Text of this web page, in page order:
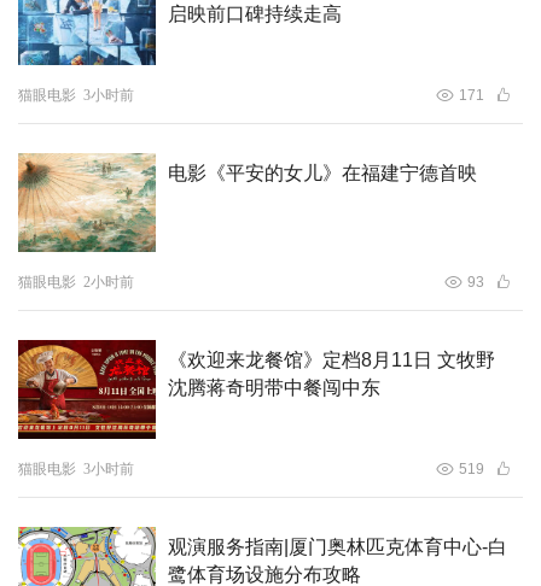
全套制式海报均取自电影《八仙！》原生定帧画面，完整还
原影片画面质感，淋漓尽致地展现影片宏大广阔的世界观。
影片同步适配多种制式进行专属视听调校，从超清光影、极
打造殿堂级视听盛宴，唯有走进影院才能体验这份震撼观
感。海报采用极具视觉张力的远景构图，让壮丽无垠的仙域
景致都能在不同银幕规格下完全释放卓越表现力，画面表现
令人心醉神迷，全方位铺展影片的世界观版图。更让观众十
躯对抗各路仙神，在蓬莱仙境之中又会上演怎样波澜壮阔的
精彩故事？
影片取材流传千年的八仙传统民俗传说，以八位草根凡人闯
荡蓬莱仙境作为核心主线，密集的喜剧桥段之外，更细腻刻
团队深耕中华传统文化，将古典美学与现代化动画工业巧妙
融合，用年轻化的新颖表达再现经典八仙IP，为中国动画的
启映前口碑持续走高
猫眼电影 3小时前 171
电影《平安的女儿》在福建宁德首映
猫眼电影 2小时前 93
《欢迎来龙餐馆》定档8月11日 文牧野
沈腾蒋奇明带中餐闯中东
猫眼电影 3小时前 519
观演服务指南|厦门奥林匹克体育中心-白
鹭体育场设施分布攻略